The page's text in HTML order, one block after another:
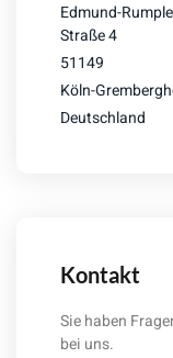
Edmund-
Straße 4
51149
Köln-
Deutschland
Kontakt
Sie haben
bei uns.